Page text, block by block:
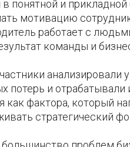
понятной и
мотивацию
работает с
команды и
анализировали
потерь и отрабатывали
как фактора, который
стратегический